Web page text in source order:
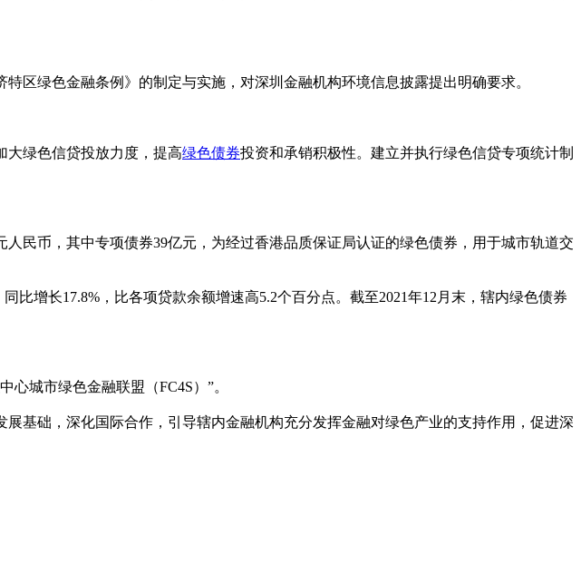
区绿色金融条例》的制定与实施，对深圳金融机构环境信息披露提出明确要求。
大绿色信贷投放力度，提高绿色债券投资和承销积极性。建立并执行绿色信贷专项统计制
民币，其中专项债券39亿元，为经过香港品质保证局认证的绿色债券，用于城市轨道交
比增长17.8%，比各项贷款余额增速高5.2个百分点。截至2021年12月末，辖内绿色债券
城市绿色金融联盟（FC4S）”。
基础，深化国际合作，引导辖内金融机构充分发挥金融对绿色产业的支持作用，促进深